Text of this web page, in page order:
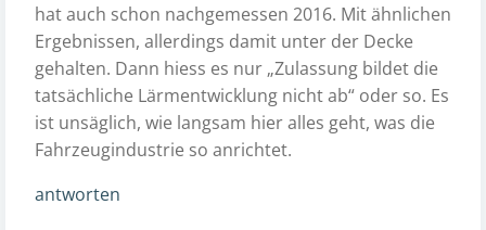
hat auch schon nachgemessen 2016. Mit ähnlichen
Ergebnissen, allerdings damit unter der Decke
gehalten. Dann hiess es nur „Zulassung bildet die
tatsächliche Lärmentwicklung nicht ab“ oder so. Es
ist unsäglich, wie langsam hier alles geht, was die
Fahrzeugindustrie so anrichtet.
antworten